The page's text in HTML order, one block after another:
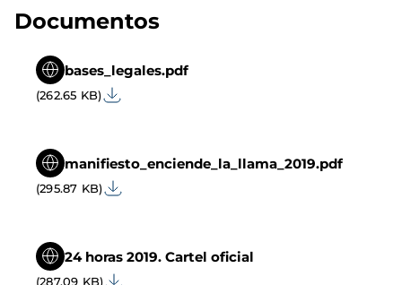
Documentos
bases_legales.pdf
(262.65 KB)
manifiesto_enciende_la_llama_2019.pdf
(295.87 KB)
24 horas 2019. Cartel oficial
(287.09 KB)